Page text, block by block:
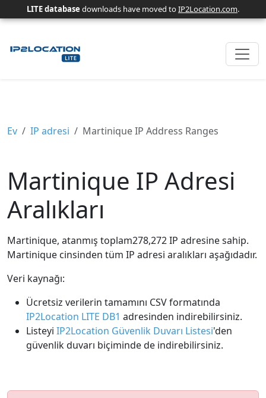
LITE database downloads have moved toIP2Location.com.
Ev IP adresi Martinique IP Address Ranges
Martinique IP Adresi
Aralıkları
Martinique, atanmış toplam278,272 IP adresine sahip.
Martinique cinsinden tüm IP adresi aralıkları aşağıdadır.
Veri kaynağı:
Ücretsiz verilerin tamamını CSV formatında
IP2Location LITE DB1 adresinden indirebilirsiniz.
Listeyi IP2Location Güvenlik Duvarı Listesi'den
güvenlik duvarı biçiminde de indirebilirsiniz.